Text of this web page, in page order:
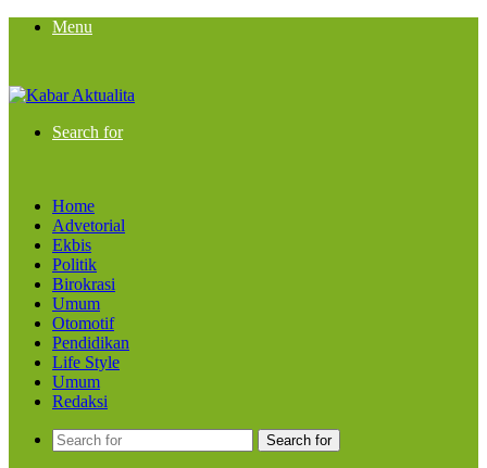
Menu
Search for
Home
Advetorial
Ekbis
Politik
Birokrasi
Umum
Otomotif
Pendidikan
Life Style
Umum
Redaksi
Search for